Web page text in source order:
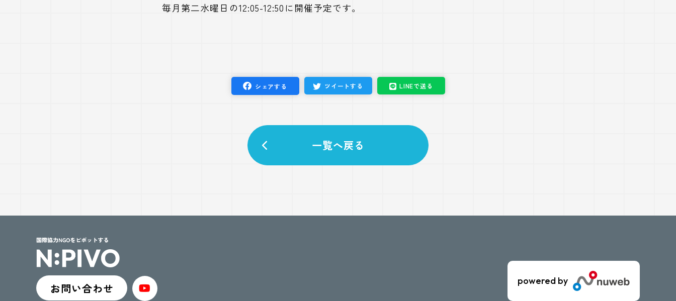
毎月第二水曜日の12:05-12:50に開催予定です。
シェアする ツイートする LINEで送る
一覧へ戻る
お問い合わせ
powered by